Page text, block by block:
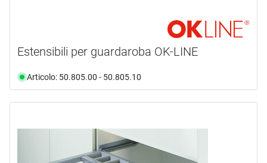
Estensibili per guardaroba OK-LINE
Articolo: 50.805.00 - 50.805.10